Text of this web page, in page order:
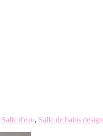
Salle d'eau, Salle de bains design